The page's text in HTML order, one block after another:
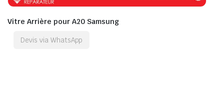
Vitre Arrière pour A20 Samsung
Devis via WhatsApp